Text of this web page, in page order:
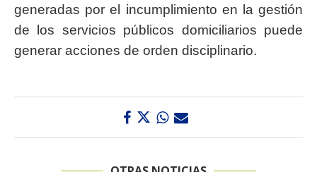
generadas por el incumplimiento en la gestión
de los servicios públicos domiciliarios puede
generar acciones de orden disciplinario.